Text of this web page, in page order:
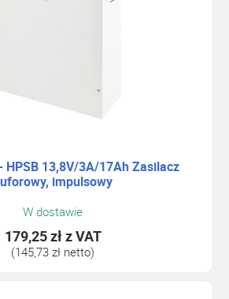
HPSB 13,8V/3A/17Ah Zasilacz
impulsowy
W dostawie
179,25 złz VAT
(145,73 zł netto)